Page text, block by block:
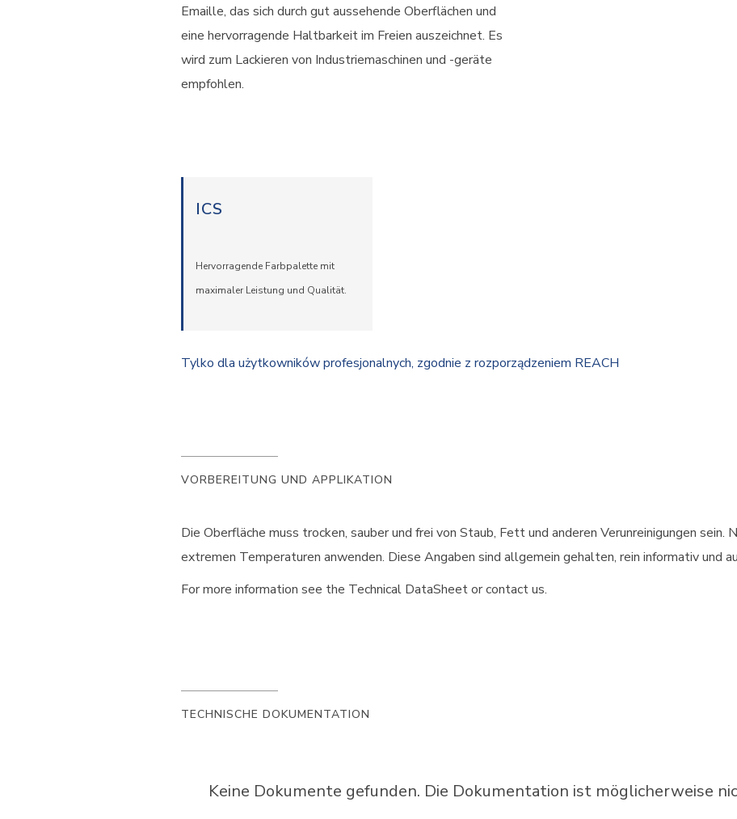
Emaille, das sich durch gut aussehende Oberflächen und
eine hervorragende Haltbarkeit im Freien auszeichnet. Es
wird zum Lackieren von Industriemaschinen und -geräte
empfohlen.
ICS
Hervorragende Farbpalette mit
maximaler Leistung und Qualität.
Tylko dla użytkowników profesjonalnych, zgodnie z rozporządzeniem REACH
VORBEREITUNG UND APPLIKATION
Die Oberfläche muss trocken, sauber und frei von Staub, Fett und anderen Verunreinigungen sein.
extremen Temperaturen anwenden. Diese Angaben sind allgemein gehalten, rein informativ und
For more information see the Technical DataSheet or contact us.
TECHNISCHE DOKUMENTATION
Keine Dokumente gefunden. Die Dokumentation ist möglicherweise